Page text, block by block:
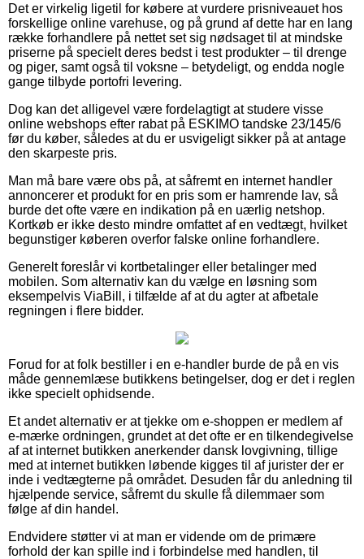
Det er virkelig ligetil for købere at vurdere prisniveauet hos
forskellige online varehuse, og på grund af dette har en lang
række forhandlere på nettet set sig nødsaget til at mindske
priserne på specielt deres bedst i test produkter – til drenge
og piger, samt også til voksne – betydeligt, og endda nogle
gange tilbyde portofri levering.
Dog kan det alligevel være fordelagtigt at studere visse
online webshops efter rabat på ESKIMO tandske 23/145/6
før du køber, således at du er usvigeligt sikker på at antage
den skarpeste pris.
Man må bare være obs på, at såfremt en internet handler
annoncerer et produkt for en pris som er hamrende lav, så
burde det ofte være en indikation på en uærlig netshop.
Kortkøb er ikke desto mindre omfattet af en vedtægt, hvilket
begunstiger køberen overfor falske online forhandlere.
Generelt foreslår vi kortbetalinger eller betalinger med
mobilen. Som alternativ kan du vælge en løsning som
eksempelvis ViaBill, i tilfælde af at du agter at afbetale
regningen i flere bidder.
Forud for at folk bestiller i en e-handler burde de på en vis
måde gennemlæse butikkens betingelser, dog er det i reglen
ikke specielt ophidsende.
Et andet alternativ er at tjekke om e-shoppen er medlem af
e-mærke ordningen, grundet at det ofte er en tilkendegivelse
af at internet butikken anerkender dansk lovgivning, tillige
med at internet butikken løbende kigges til af jurister der er
inde i vedtægterne på området. Desuden får du anledning til
hjælpende service, såfremt du skulle få dilemmaer som
følge af din handel.
Endvidere støtter vi at man er vidende om de primære
forhold der kan spille ind i forbindelse med handlen, til